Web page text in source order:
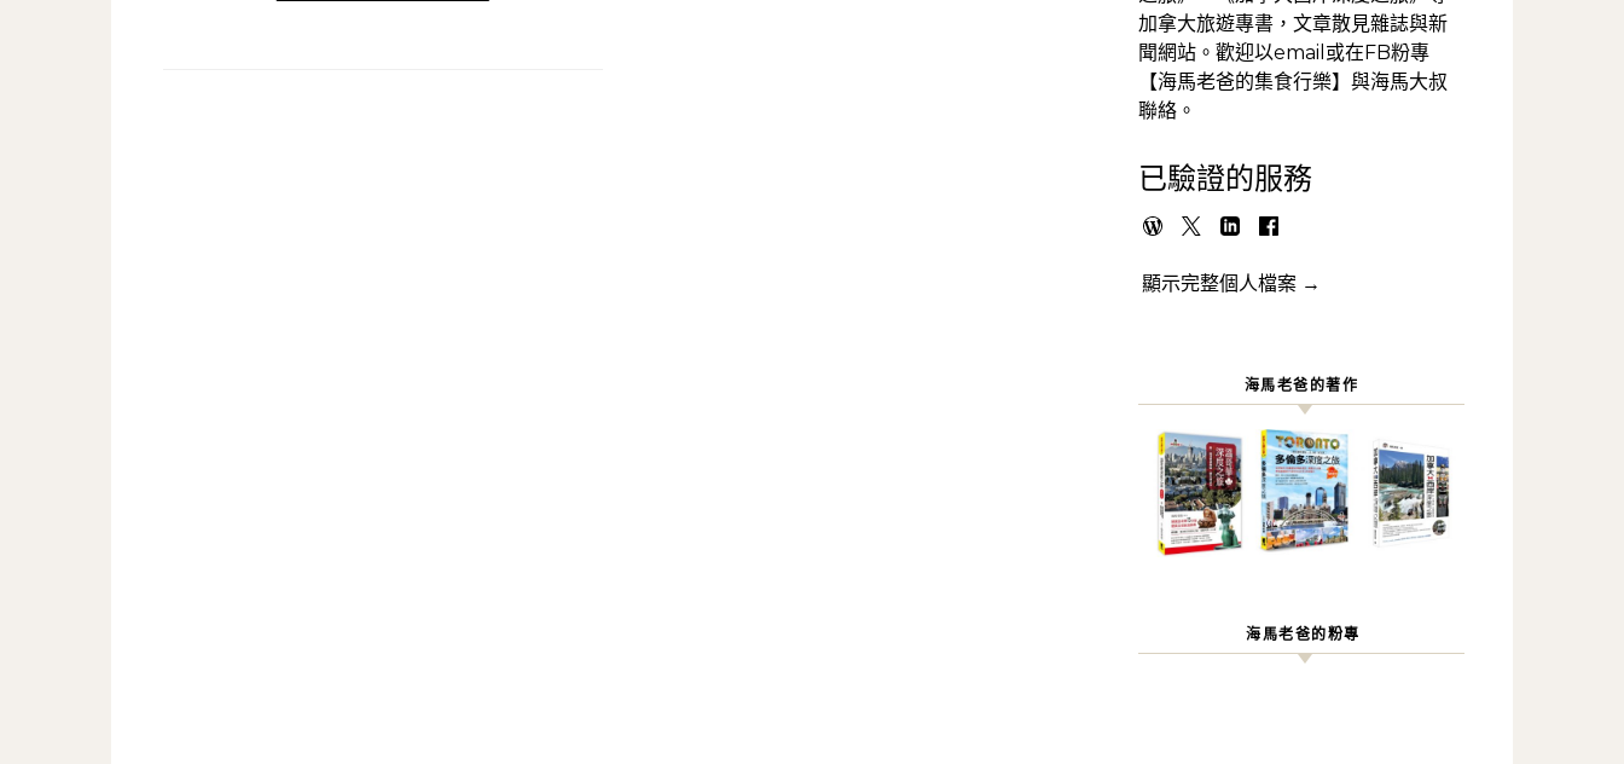
加拿大旅遊專書，文章散見雜誌與新
聞網站。歡迎以email或在FB粉專
【海馬老爸的集食行樂】與海馬大叔
聯絡。
已驗證的服務
顯示完整個人檔案 →
海馬老爸的著作
海馬老爸的粉專